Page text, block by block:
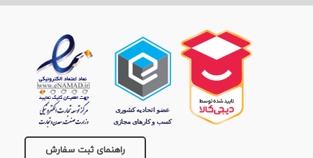
راهنمای ثبت سفارش